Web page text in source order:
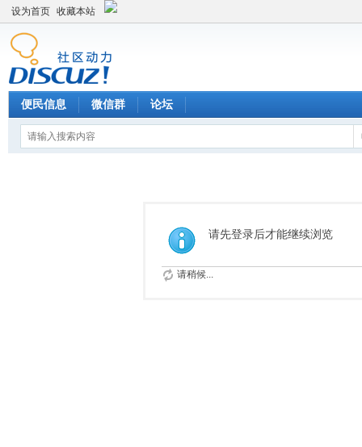
设为首页 收藏本站
便民信息 微信群 论坛
请先登录后才能继续浏览
请稍候...